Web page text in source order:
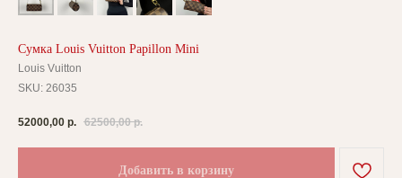
Сумка Louis Vuitton Papillon Mini
Louis Vuitton
SKU: 26035
52000,00 р. 62500,00 р.
Добавить в корзину